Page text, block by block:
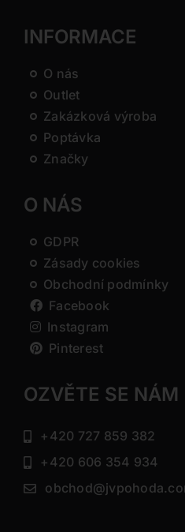
INFORMACE
O nás
Outlet
Zakázková výroba
Poptávka
Značky
O NÁS
GDPR
Zásady cookies
Obchodní podmínky
Facebook
Instagram
Pinterest
OZVĚTE SE NÁM
+420 727 859 382
+420 606 354 934